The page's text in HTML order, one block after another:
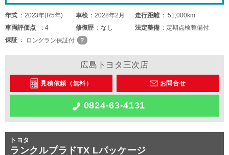
年式 2023年(R5年) 車検 2028年2月 走行距離
51,000km
車両評価点 4 修復歴 なし 法定整備
定期点検整備付
保証
ロングラン保証付
広島トヨタ三次店
見積依頼（無料） お問合せ
0824-63-4131
トヨタ
ランクルプラドTX Lパッケージ